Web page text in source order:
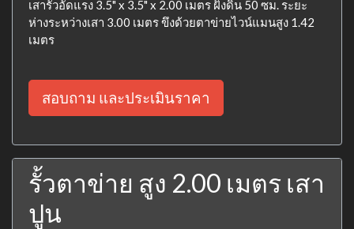
เสารั้วอัดแรง 3.5" x 3.5" x 2.00 เมตร ฝังดิน 50 ซม. ระยะ
ห่างระหว่างเสา 3.00 เมตร ขึงด้วยตาข่ายไวน์แมนสูง 1.42
เมตร
สอบถาม และประเมินราคา
รั้วตาข่าย สูง 2.00 เมตร เสา
ปูน